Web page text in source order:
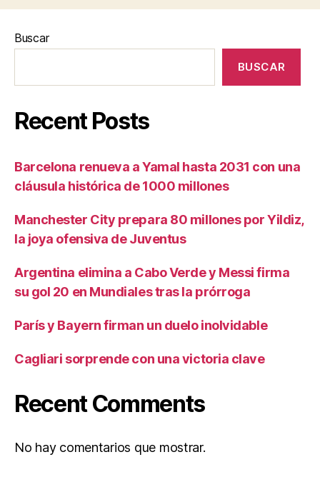
Buscar
BUSCAR
Recent Posts
Barcelona renueva a Yamal hasta 2031 con una
cláusula histórica de 1000 millones
Manchester City prepara 80 millones por Yildiz,
la joya ofensiva de Juventus
Argentina elimina a Cabo Verde y Messi firma
su gol 20 en Mundiales tras la prórroga
París y Bayern firman un duelo inolvidable
Cagliari sorprende con una victoria clave
Recent Comments
No hay comentarios que mostrar.